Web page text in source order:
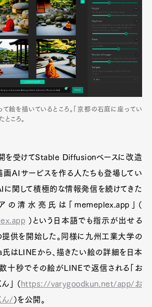
絵を描いているところ。「京都の石庭に座ってい
ころ。
を受けてStable Diffusionベースに改造
AIサービスを作る人たちも登場してい
に関して積極的な情報発信を続けてきた
清水亮氏は「memeplex.app」（
）という日本語でも指示が出せる
供を開始した。同様に九州工業大学の
はLINEから、描きたい絵の詳細を日本
十秒でその絵がLINEで返信される「お
」 （ https://varygoodkun.net/app/お
ん/）を公開。